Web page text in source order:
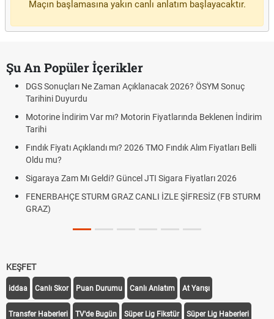
Maçın başlamasına yakın canlı anlatım başlayacaktır.
Şu An Popüler İçerikler
DGS Sonuçları Ne Zaman Açıklanacak 2026? ÖSYM Sonuç
Tarihini Duyurdu
Motorine İndirim Var mı? Motorin Fiyatlarında Beklenen İndirim
Tarihi
Fındık Fiyatı Açıklandı mı? 2026 TMO Fındık Alım Fiyatları Belli
Oldu mu?
Sigaraya Zam Mı Geldi? Güncel JTI Sigara Fiyatları 2026
FENERBAHÇE STURM GRAZ CANLI İZLE ŞİFRESİZ (FB STURM
GRAZ)
KEŞFET
iddaa Canlı Skor Puan Durumu Canlı Anlatım At Yarışı
Transfer Haberleri TV'de Bugün Süper Lig Fikstür Süper Lig Haberleri